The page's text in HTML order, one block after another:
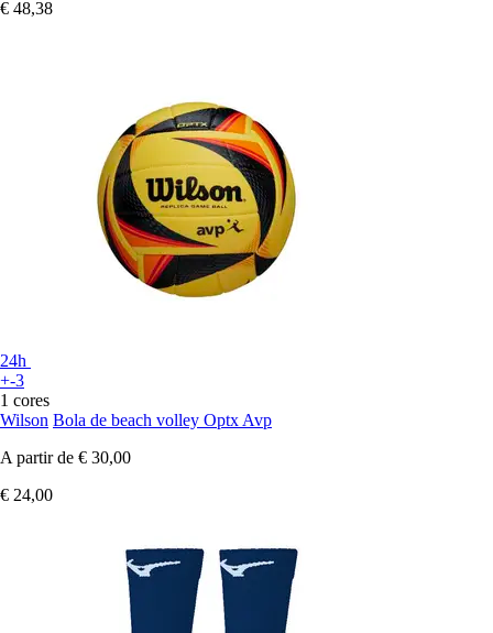
€ 48,38
24h
+-3
1 cores
Wilson Bola de beach volley Optx Avp
A partir de € 30,00
€ 24,00